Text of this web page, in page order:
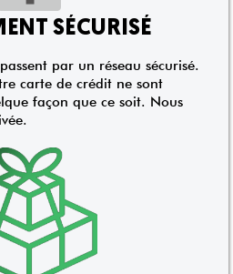
SÉCURISÉ
par un réseau sécurisé.
carte de crédit ne sont
façon que ce soit. Nous